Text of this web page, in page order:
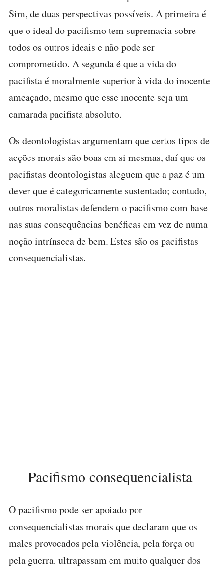
Sim, de duas perspectivas possíveis. A primeira é
que o ideal do pacifismo tem supremacia sobre
todos os outros ideais e não pode ser
comprometido. A segunda é que a vida do
pacifista é moralmente superior à vida do inocente
ameaçado, mesmo que esse inocente seja um
camarada pacifista absoluto.
Os deontologistas argumentam que certos tipos de
acções morais são boas em si mesmas, daí que os
pacifistas deontologistas aleguem que a paz é um
dever que é categoricamente sustentado; contudo,
outros moralistas defendem o pacifismo com base
nas suas consequências benéficas em vez de numa
noção intrínseca de bem. Estes são os pacifistas
consequencialistas.
Pacifismo consequencialista
O pacifismo pode ser apoiado por
consequencialistas morais que declaram que os
males provocados pela violência, pela força ou
pela guerra, ultrapassam em muito qualquer dos